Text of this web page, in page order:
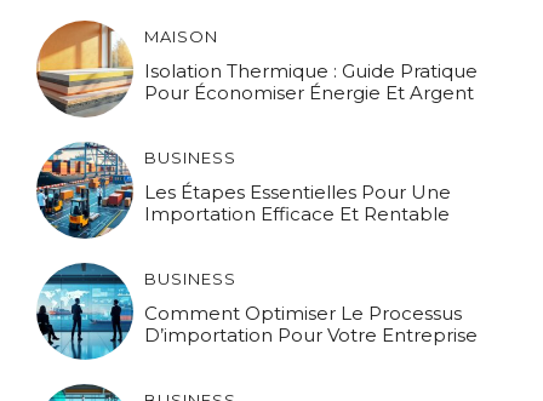
MAISON
Isolation Thermique : Guide Pratique
Pour Économiser Énergie Et Argent
BUSINESS
Les Étapes Essentielles Pour Une
Importation Efficace Et Rentable
BUSINESS
Comment Optimiser Le Processus
D’importation Pour Votre Entreprise